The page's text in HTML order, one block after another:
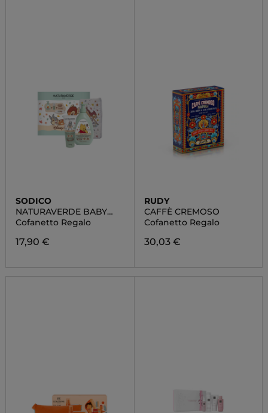
SODICO
NATURAVERDE BABY
DISNEY
Cofanetto Regalo
17,90 €
RUDY
CAFFÈ CREMOSO
Cofanetto Regalo
30,03 €